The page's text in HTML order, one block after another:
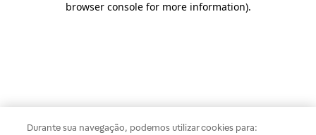
browser console for more information).
Durante sua navegação, podemos utilizar cookies para: